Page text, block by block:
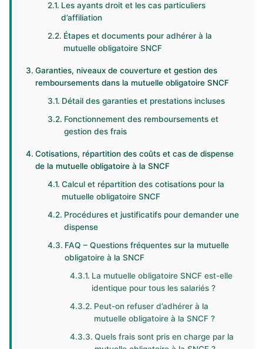
Les ayants droit et les cas particuliers
d’affiliation
Étapes et documents pour adhérer à la
mutuelle obligatoire SNCF
Garanties, niveaux de couverture et gestion des
remboursements dans la mutuelle obligatoire SNCF
Détail des garanties et prestations incluses
Fonctionnement des remboursements et
gestion des frais
Cotisations, répartition des coûts et cas de dispense
de la mutuelle obligatoire à la SNCF
Calcul et répartition des cotisations pour la
mutuelle obligatoire SNCF
Procédures et justificatifs pour demander une
dispense
FAQ – Questions fréquentes sur la mutuelle
obligatoire à la SNCF
La mutuelle obligatoire SNCF est-elle
identique pour tous les salariés ?
Peut-on refuser d’adhérer à la
mutuelle obligatoire à la SNCF ?
Quels frais sont pris en charge par la